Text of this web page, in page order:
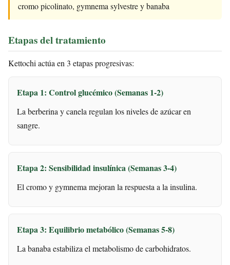
cromo picolinato, gymnema sylvestre y banaba
Etapas del tratamiento
Kettochi actúa en 3 etapas progresivas:
Etapa 1: Control glucémico (Semanas 1-2)
La berberina y canela regulan los niveles de azúcar en
sangre.
Etapa 2: Sensibilidad insulínica (Semanas 3-4)
El cromo y gymnema mejoran la respuesta a la insulina.
Etapa 3: Equilibrio metabólico (Semanas 5-8)
La banaba estabiliza el metabolismo de carbohidratos.